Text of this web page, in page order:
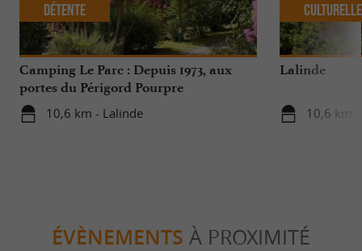
Camping Le Parc : Depuis 1973, aux
portes du Périgord Pourpre
10,6 km - Lalinde
Détente
Lalinde
10,6 km
Culturelle
ÉVÈNEMENTS À PROXIMITÉ